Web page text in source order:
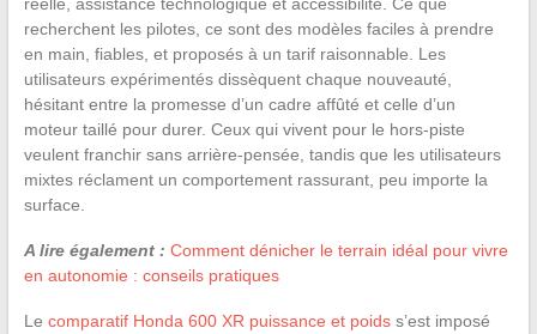
recherchent les pilotes, ce sont des modèles faciles à prendre
en main, fiables, et proposés à un tarif raisonnable. Les
utilisateurs expérimentés dissèquent chaque nouveauté,
hésitant entre la promesse d’un cadre affûté et celle d’un
moteur taillé pour durer. Ceux qui vivent pour le hors-piste
veulent franchir sans arrière-pensée, tandis que les utilisateurs
mixtes réclament un comportement rassurant, peu importe la
surface.
A lire également : Comment dénicher le terrain idéal pour vivre
en autonomie : conseils pratiques
Le comparatif Honda 600 XR puissance et poidss’est imposé